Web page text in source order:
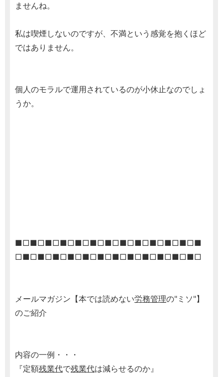
ませんね。
私は喫煙しないのですが、不満という感覚を抱くほど
ではありません。
個人のモラルで運用されているのが小休止なのでしょ
うか。
■□■□■□■□■□■□■□■□■□■□■□■□■
□■□■□■□■□■□■□■□■□■□■□■□■□
メールマガジン【本では読めない労務管理の"ミソ"】
のご紹介
内容の一例・・・
『定額残業代で残業代は減らせるのか』